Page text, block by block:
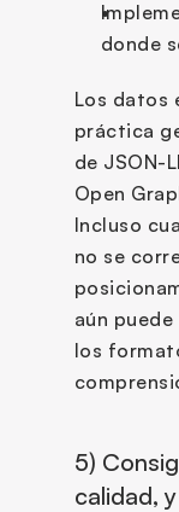
donde
Los datos
práctica
de JSON-
Open
Incluso
no se
aún
los
5)
calidad,